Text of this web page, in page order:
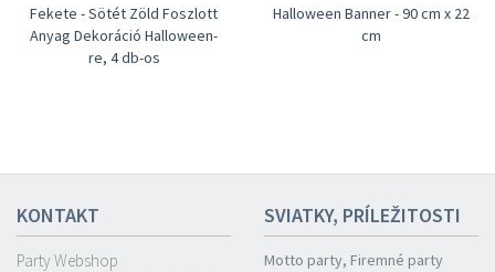
Fekete - Sötét Zöld Foszlott
Anyag Dekoráció Halloween-
re, 4 db-os
Halloween Banner - 90 cm x 22
cm
KONTAKT
Party Webshop
SVIATKY, PRÍLEŽITOSTI
Motto party, Firemné party